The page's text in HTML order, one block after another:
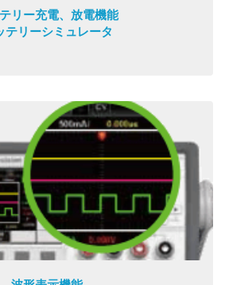
リー充電、放電機能
テリーシミュレータ